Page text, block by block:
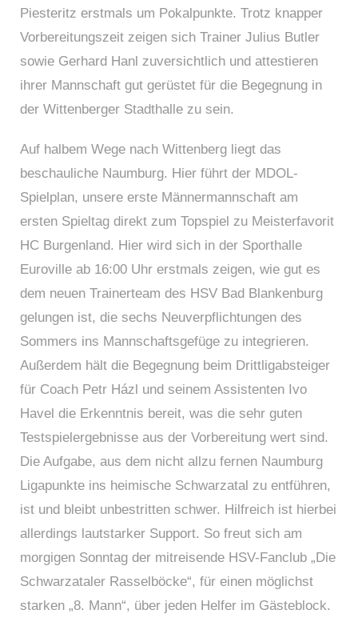
Piesteritz erstmals um Pokalpunkte. Trotz knapper
Vorbereitungszeit zeigen sich Trainer Julius Butler
sowie Gerhard Hanl zuversichtlich und attestieren
ihrer Mannschaft gut gerüstet für die Begegnung in
der Wittenberger Stadthalle zu sein.
Auf halbem Wege nach Wittenberg liegt das
beschauliche Naumburg. Hier führt der MDOL-
Spielplan, unsere erste Männermannschaft am
ersten Spieltag direkt zum Topspiel zu Meisterfavorit
HC Burgenland. Hier wird sich in der Sporthalle
Euroville ab 16:00 Uhr erstmals zeigen, wie gut es
dem neuen Trainerteam des HSV Bad Blankenburg
gelungen ist, die sechs Neuverpflichtungen des
Sommers ins Mannschaftsgefüge zu integrieren.
Außerdem hält die Begegnung beim Drittligabsteiger
für Coach Petr Házl und seinem Assistenten Ivo
Havel die Erkenntnis bereit, was die sehr guten
Testspielergebnisse aus der Vorbereitung wert sind.
Die Aufgabe, aus dem nicht allzu fernen Naumburg
Ligapunkte ins heimische Schwarzatal zu entführen,
ist und bleibt unbestritten schwer. Hilfreich ist hierbei
allerdings lautstarker Support. So freut sich am
morgigen Sonntag der mitreisende HSV-Fanclub „Die
Schwarzataler Rasselböcke“, für einen möglichst
starken „8. Mann“, über jeden Helfer im Gästeblock.